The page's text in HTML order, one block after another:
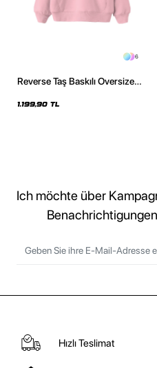
6
Reverse Taş Baskılı Oversize
1.199,90 TL
Ich möchte über
Hızlı Teslimat